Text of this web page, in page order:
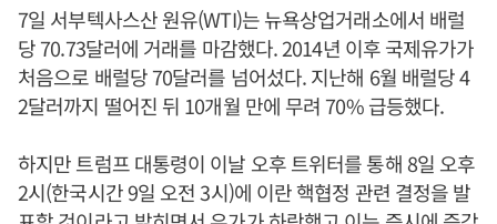
7일 서부텍사스산 원유(WTI)는 뉴욕상업거래소에서 배럴
당 70.73달러에 거래를 마감했다. 2014년 이후 국제유가가
처음으로 배럴당 70달러를 넘어섰다. 지난해 6월 배럴당 4
2달러까지 떨어진 뒤 10개월 만에 무려 70% 급등했다.
하지만 트럼프 대통령이 이날 오후 트위터를 통해 8일 오후
2시(한국시간 9일 오전 3시)에 이란 핵협정 관련 결정을 발